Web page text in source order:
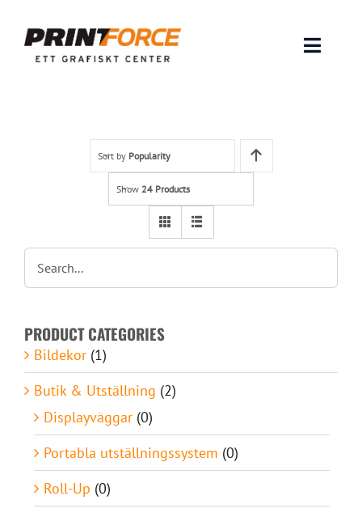
content
Toggle
INSPIRATION
Lämna original & filer
Om oss
Kontakt
Sort by Popularity
Show 24 Products
PRODUCT CATEGORIES
Bildekor (1)
Butik & Utställning (2)
Displayväggar (0)
Portabla utställningssystem (0)
Roll-Up (0)